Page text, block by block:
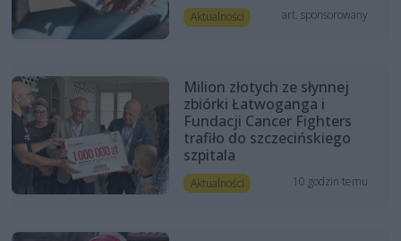
Aktualności art. sponsorowany
Milion złotych ze słynnej
zbiórki Łatwoganga i
Fundacji Cancer Fighters
trafiło do szczecińskiego
szpitala
Aktualności 10 godzin temu